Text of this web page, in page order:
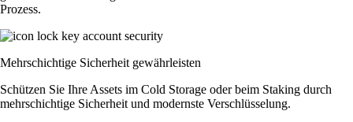
Prozess.
Mehrschichtige Sicherheit gewährleisten
Schützen Sie Ihre Assets im Cold Storage oder beim Staking durch
mehrschichtige Sicherheit und modernste Verschlüsselung.